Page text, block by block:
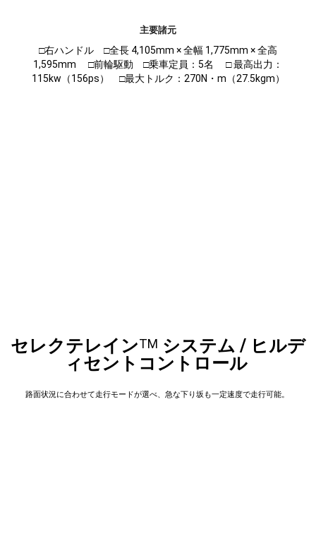
主要諸元
□右ハンドル □全長 4,105mm × 全幅 1,775mm × 全高
1,595mm □前輪駆動 □乗車定員：5名 □ 最高出力：
115kw（156ps） □最大トルク：270N・m（27.5kgm）
セレクテレインTM システム / ヒルデ
ィセントコントロール
路面状況に合わせて走行モードが選べ、急な下り坂も一定速度で走行可能。